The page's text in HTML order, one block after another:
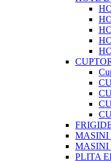
MASINI
MASINI
PLITA